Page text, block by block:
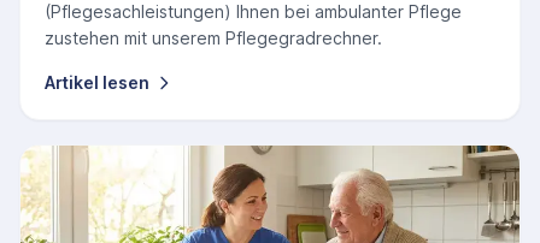
(Pflegesachleistungen) Ihnen bei ambulanter Pflege
zustehen mit unserem Pflegegradrechner.
Artikel lesen